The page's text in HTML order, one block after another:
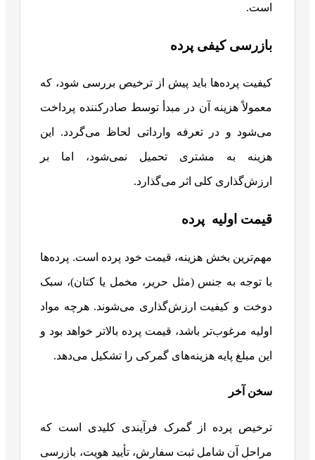
است.
بازرسی کیفی پرده
کیفیت پرده‌ها باید پیش از ترخیص بررسی شود، که
معمولاً هزینه آن در مبدأ توسط صادرکننده پرداخت
می‌شود و در تعرفه وارداتی لحاظ می‌گردد. این
هزینه به مشتری تحمیل نمی‌شود، اما بر
ارزش‌گذاری کلی اثر می‌گذارد.
قیمت اولیه پرده
مهم‌ترین بخش هزینه، قیمت خود پرده است. پرده‌ها
با توجه به جنس (مثل حریر، مخمل یا کتان)، سبک
دوخت و کیفیت ارزش‌گذاری می‌شوند. هرچه مواد
اولیه مرغوب‌تر باشد، قیمت پرده بالاتر خواهد بود و
این مبلغ پایه هزینه‌های گمرکی را تشکیل می‌دهد.
سخن آخر
ترخیص پرده از گمرک فرآیندی کلیدی است که
مراحل آن شامل ثبت سفارش، تأیید هویت، بازرسی